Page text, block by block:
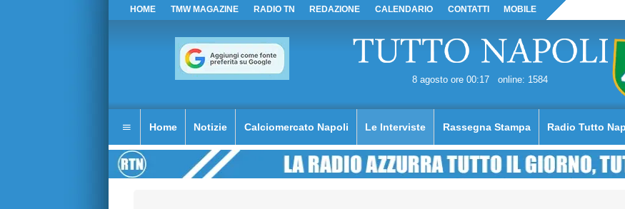
HOME TMW MAGAZINE RADIO TN REDAZIONE CALENDARIO CONTATTI MOBILE
8 agosto ore 00:17 online: 1584
Home Notizie Calciomercato Napoli Le Interviste Rassegna Stampa Radio Tutto